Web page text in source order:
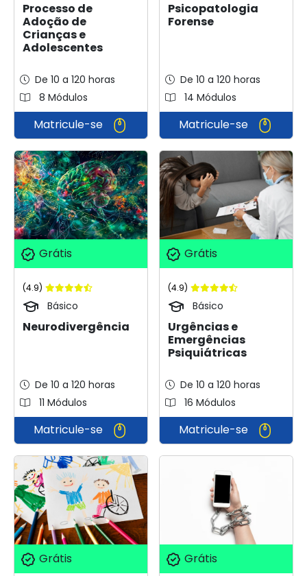
Processo de
Adoção de
Crianças e
Adolescentes
De 10 a 120 horas
8 Módulos
Matricule-se
Psicopatologia
Forense
De 10 a 120 horas
14 Módulos
Matricule-se
Grátis
(4.9)
Básico
Neurodivergência
De 10 a 120 horas
11 Módulos
Matricule-se
Grátis
(4.9)
Básico
Urgências e
Emergências
Psiquiátricas
De 10 a 120 horas
16 Módulos
Matricule-se
Grátis Grátis